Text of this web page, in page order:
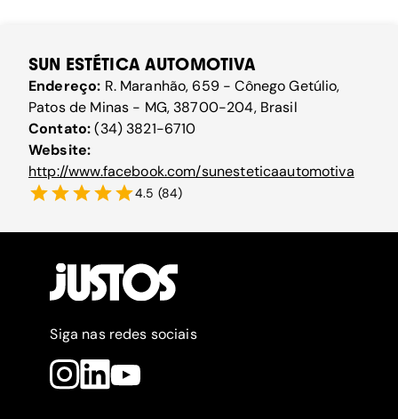
SUN ESTÉTICA AUTOMOTIVA
Endereço: R. Maranhão, 659 - Cônego Getúlio,
Patos de Minas - MG, 38700-204, Brasil
Contato:(34) 3821-6710
Website:
http://www.facebook.com/sunesteticaautomotiva
4.5 (84)
Siga nas redes sociais